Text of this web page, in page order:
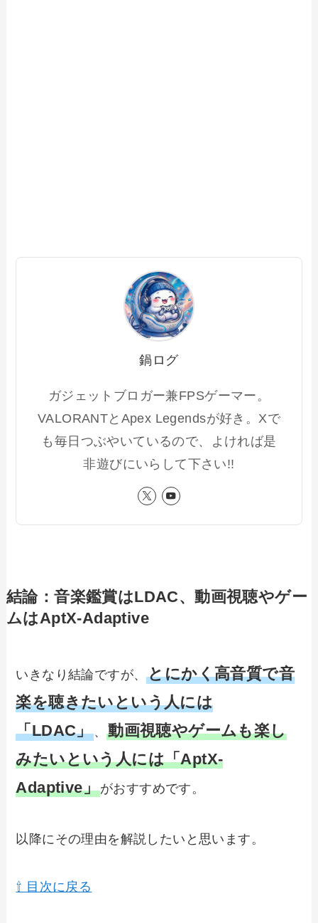
鍋ログ
ガジェットブロガー兼FPSゲーマー。
VALORANTとApex Legendsが好き。Xで
も毎日つぶやいているので、よければ是
非遊びにいらして下さい!!
結論：音楽鑑賞はLDAC、動画視聴やゲー
ムはAptX-Adaptive
いきなり結論ですが、とにかく高音質で音
楽を聴きたいという人には
「LDAC」、動画視聴やゲームも楽し
みたいという人には「AptX-
Adaptive」がおすすめです。
以降にその理由を解説したいと思います。
⇧ 目次に戻る